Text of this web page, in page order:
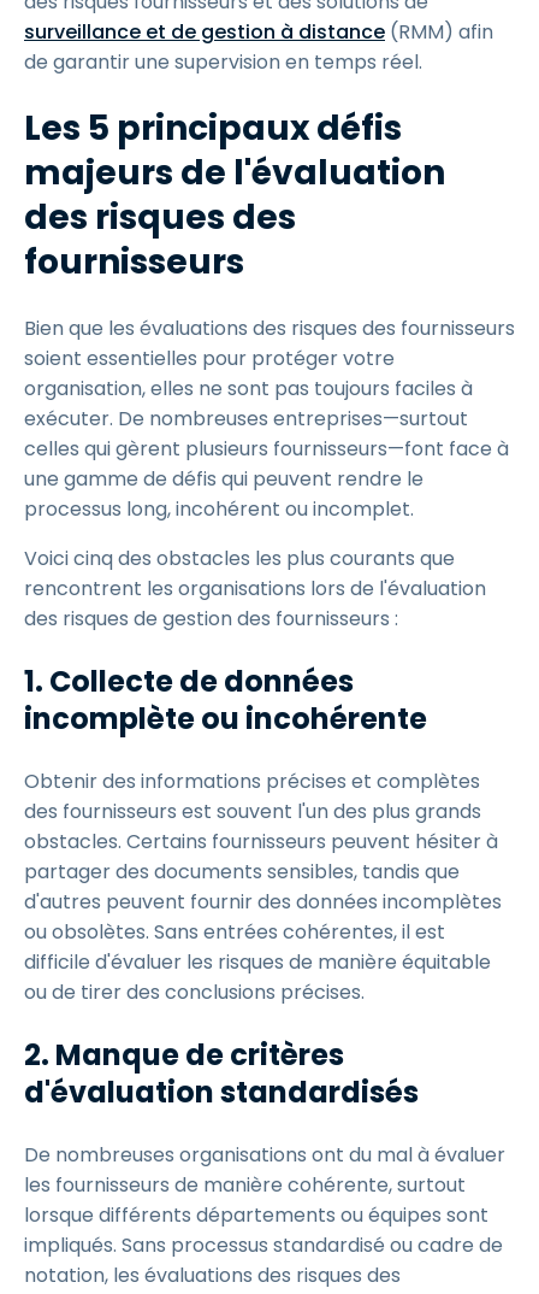
surveillance et de gestion à distance (RMM) afin
de garantir une supervision en temps réel.
Les 5 principaux défis
majeurs de l'évaluation
des risques des
fournisseurs
Bien que les évaluations des risques des fournisseurs
soient essentielles pour protéger votre
organisation, elles ne sont pas toujours faciles à
exécuter. De nombreuses entreprises—surtout
celles qui gèrent plusieurs fournisseurs—font face à
une gamme de défis qui peuvent rendre le
processus long, incohérent ou incomplet.
Voici cinq des obstacles les plus courants que
rencontrent les organisations lors de l'évaluation
des risques de gestion des fournisseurs :
1. Collecte de données
incomplète ou incohérente
Obtenir des informations précises et complètes
des fournisseurs est souvent l'un des plus grands
obstacles. Certains fournisseurs peuvent hésiter à
partager des documents sensibles, tandis que
d'autres peuvent fournir des données incomplètes
ou obsolètes. Sans entrées cohérentes, il est
difficile d'évaluer les risques de manière équitable
ou de tirer des conclusions précises.
2. Manque de critères
d'évaluation standardisés
De nombreuses organisations ont du mal à évaluer
les fournisseurs de manière cohérente, surtout
lorsque différents départements ou équipes sont
impliqués. Sans processus standardisé ou cadre de
notation, les évaluations des risques des